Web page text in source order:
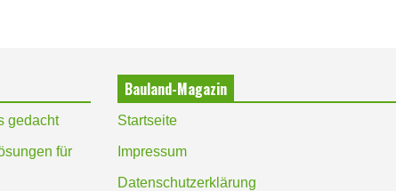
gedacht
für
Bauland-Magazin
Startseite
Impressum
Datenschutzerklärung